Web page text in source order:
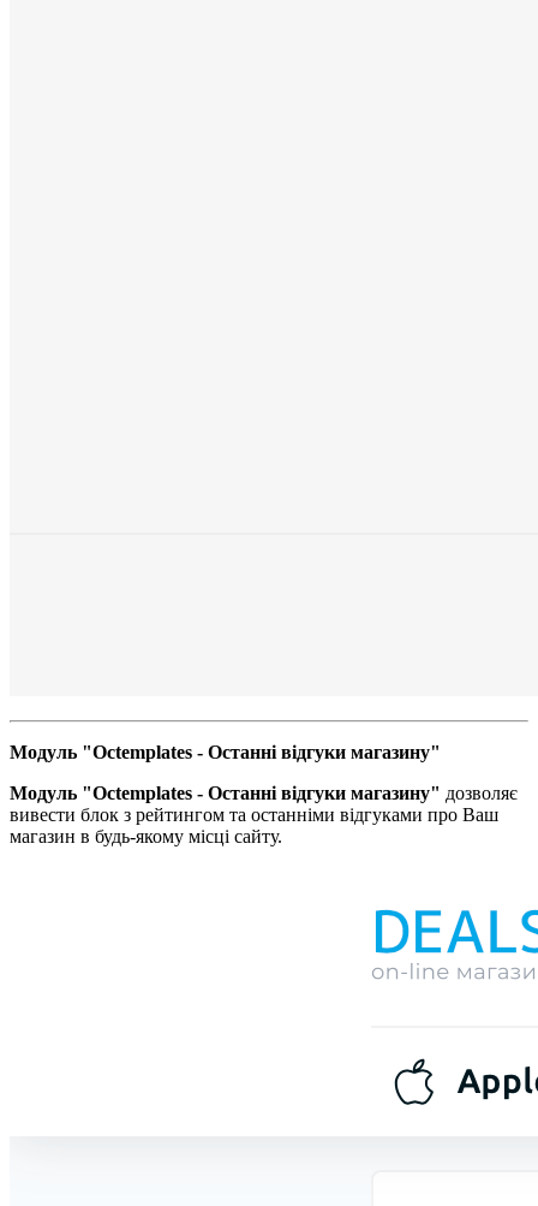
Модуль "Octemplates - Останні відгуки магазину"
Модуль "Octemplates - Останні відгуки магазину" дозволяє
вивести блок з рейтингом та останніми відгуками про Ваш
магазин в будь-якому місці сайту.